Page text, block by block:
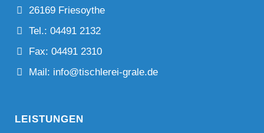
26169 Friesoythe
Tel.: 04491 2132
Fax: 04491 2310
Mail: info@tischlerei-grale.de
LEISTUNGEN